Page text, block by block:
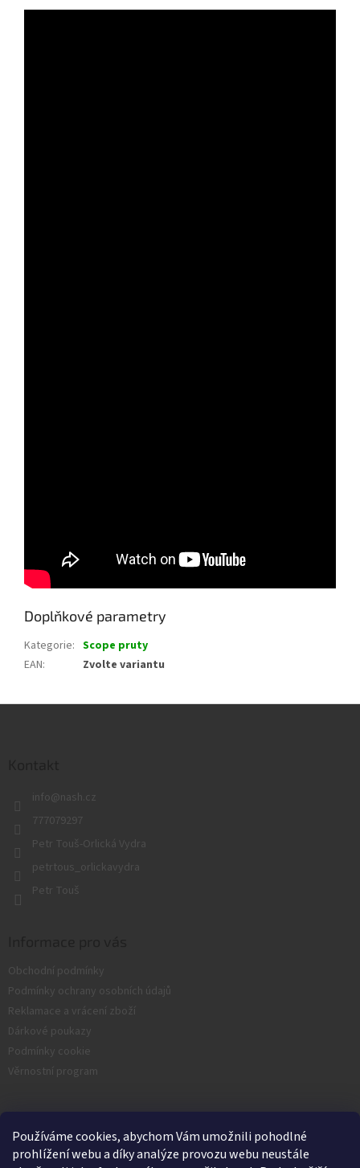
Používáme cookies, abychom Vám umožnili pohodlné
prohlížení webu a díky analýze provozu webu neustále
Doplňkové parametry
Kategorie: Scope pruty
EAN: Zvolte variantu
info@nash.cz
777079297
Petr Touš-Orlická Vydra
petrtous_orlickavydra
Petr Touš
Obchodní podmínky
Podmínky ochrany osobních údajů
Reklamace a vrácení zboží
Dárkové poukazy
Podmínky cookie
Věrnostní program
Facebook